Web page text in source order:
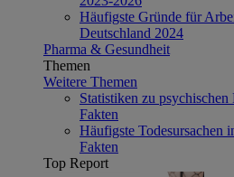
Häufigste Gründe für
Deutschland 2024
Pharma & Gesundheit
Themen
Weitere Themen
Statistiken zu
Fakten
Häufigste Todesursachen
Fakten
Top Report